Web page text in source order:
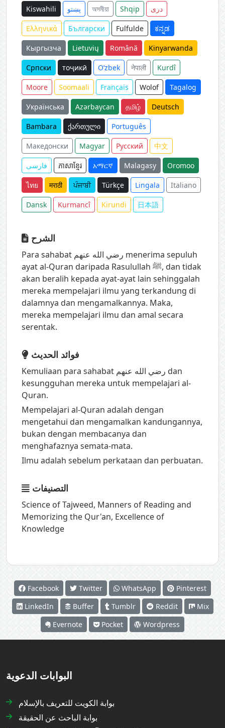
Kiswahili پښتو অসমীয়া Shqip دری
Ελληνικά Български Fulfulde ಕನ್ನಡ
Кыргызча Lietuvių Română Kinyarwanda
Српски тоҷикӣ O‘zbek नेपाली Kurdî
Moore Soomaali Français Wolof Tagalog
Українська Azərbaycan தமிழ் Deutsch
Bambara ქართული Português
Македонски Magyar Русский 中文
فارسی ភាសាខ្មែរ አማርኛ Malagasy Oromoo
ไทย मराठी ਪੰਜਾਬੀ Türkçe Lingala Italiano
Dansk Kurmancî Kirundi 日本語
الشرح
Para sahabat رضي الله عنهم menerima sepuluh
ayat al-Quran daripada Rasulullah ﷺ, dan tidak
akan beralih kepada ayat-ayat lain sehinggalah
mereka mempelajari ilmu yang terkandung di
dalamnya dan mengamalkannya. Maka,
mereka mempelajari ilmu dan amal secara
serentak.
فوائد الحديث
Kemuliaan para sahabat رضي الله عنهم dan
kesungguhan mereka untuk mempelajari al-
Quran.
Mempelajari al-Quran adalah dengan
mengetahui dan mengamalkan kandungannya,
bukan dengan membacanya dan
menghafaznya semata-mata.
Ilmu adalah sebelum perkataan dan perbuatan.
التصنيفات
Science of Tajweed, Manners of Reading and
Memorizing the Qur'an, Excellence of
Knowledge
Facebook Twitter WhatsApp
Pinterest
LinkedIn
Buffer Tumblr Reddit
Mix
Evernote
Pocket Wordpress
البوابات الدعوية
بوابة الكويت للتعريف بالإسلام
بوابة الباحث عن الحقيقة